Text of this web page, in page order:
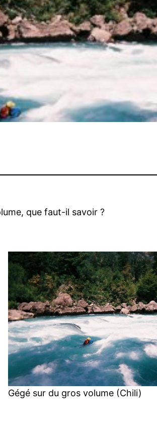
que faut-il savoir ?
Gégé sur du gros volume (Chili)